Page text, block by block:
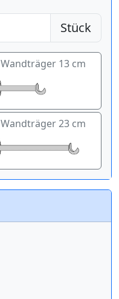
Stück
Wandträger 13 cm
Wandträger 23 cm